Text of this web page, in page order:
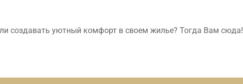
создавать уютный комфорт в своем жилье? Тогда Вам сюда!